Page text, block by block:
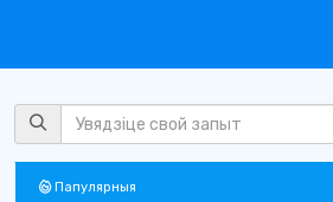
Папулярныя